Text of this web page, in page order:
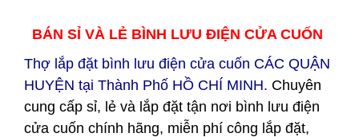
BÁN SỈ VÀ LẺ BÌNH LƯU ĐIỆN CỬA CUỐN
Thợ lắp đặt bình lưu điện cửa cuốn CÁC QUẬN
HUYỆN tại Thành Phố HỒ CHÍ MINH. Chuyên
cung cấp sỉ, lẻ và lắp đặt tận nơi bình lưu điện
cửa cuốn chính hãng, miễn phí công lắp đặt,